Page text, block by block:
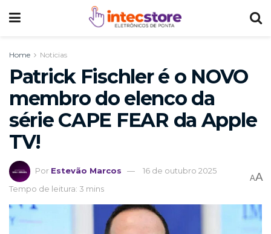
Home Noticias
Patrick Fischler é o NOVO
membro do elenco da
série CAPE FEAR da Apple
TV!
Por Estevão Marcos
16 de outubro 2025
Tempo de leitura: 3 mins
AA